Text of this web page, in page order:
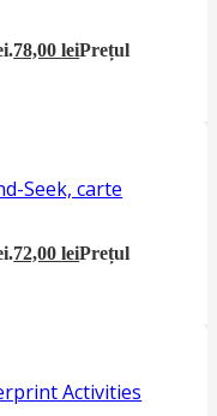
78,00leiPrețul
Seek, carte
72,00leiPrețul
Activities